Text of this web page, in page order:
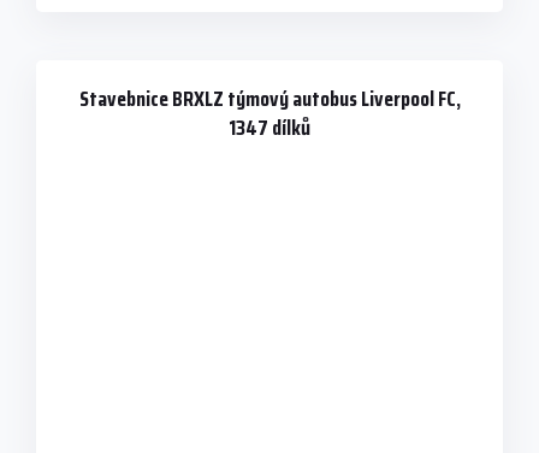
Stavebnice BRXLZ týmový autobus Liverpool FC,
1347 dílků